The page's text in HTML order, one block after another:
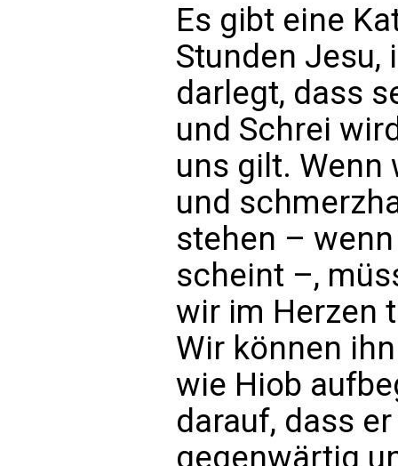
Es gibt eine
Stunden Jesu,
darlegt, dass
und Schrei
uns gilt.
und
stehen –
scheint –,
wir im Herzen
Wir können
wie Hiob
darauf, dass
gegenwärtig